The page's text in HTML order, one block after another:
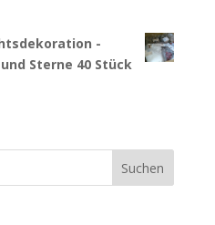
-
Sterne 40 Stück
Suchen